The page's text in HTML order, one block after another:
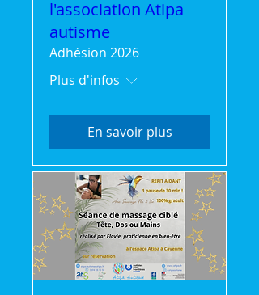
l'association Atipa
autisme
Adhésion 2026
Plus d'infos
En savoir plus